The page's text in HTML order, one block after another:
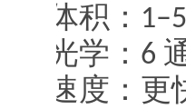
体积：
光学： 6
速度：更